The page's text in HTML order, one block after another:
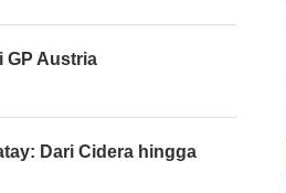
GP Austria
Dari Cidera hingga